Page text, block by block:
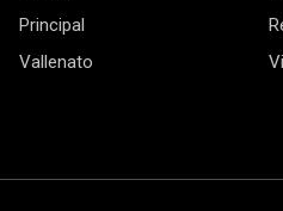
Principal
Vallenato